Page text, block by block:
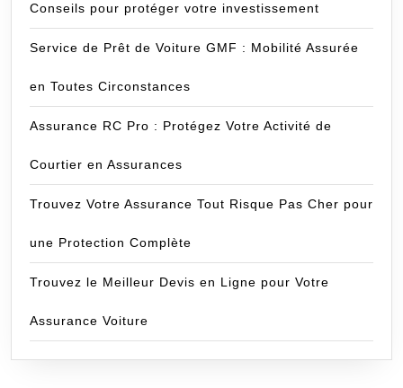
Conseils pour protéger votre investissement
Service de Prêt de Voiture GMF : Mobilité Assurée
en Toutes Circonstances
Assurance RC Pro : Protégez Votre Activité de
Courtier en Assurances
Trouvez Votre Assurance Tout Risque Pas Cher pour
une Protection Complète
Trouvez le Meilleur Devis en Ligne pour Votre
Assurance Voiture